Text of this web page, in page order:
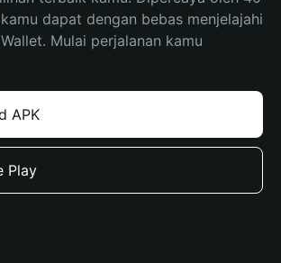
dapat dengan bebas menjelajahi
Mulai perjalanan kamu
APK
Play